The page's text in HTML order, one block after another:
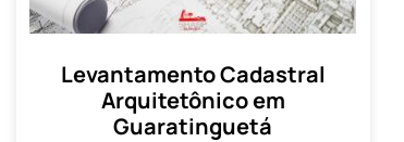
Levantamento Cadastral
Arquitetônico em
Guaratinguetá